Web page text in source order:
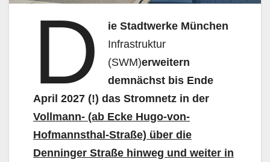
D
ie Stadtwerke München
Infrastruktur
(SWM)erweitern
demnächst bis Ende
April 2027 (!) das Stromnetz in der
Vollmann- (ab Ecke Hugo-von-
Hofmannsthal-Straße) über die
Denninger Straße hinweg und weiter in